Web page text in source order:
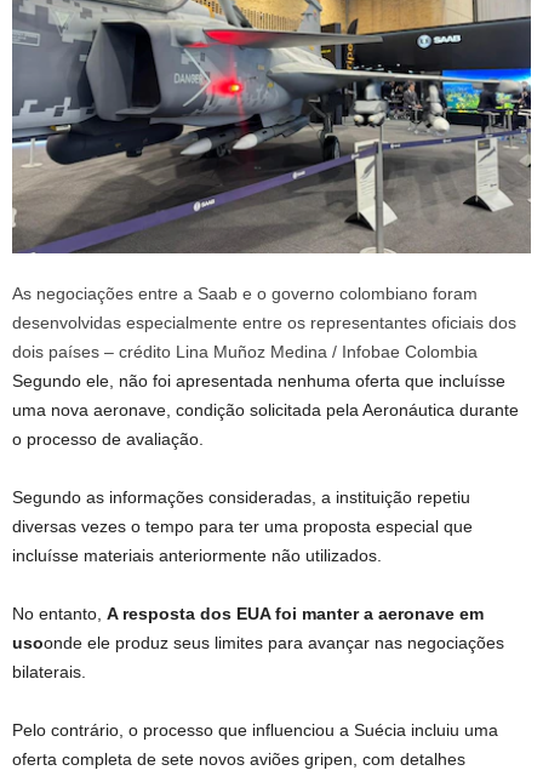
As negociações entre a Saab e o governo colombiano foram
desenvolvidas especialmente entre os representantes oficiais dos
dois países – crédito Lina Muñoz Medina / Infobae Colombia
Segundo ele, não foi apresentada nenhuma oferta que incluísse
uma nova aeronave, condição solicitada pela Aeronáutica durante
o processo de avaliação.
Segundo as informações consideradas, a instituição repetiu
diversas vezes o tempo para ter uma proposta especial que
incluísse materiais anteriormente não utilizados.
No entanto, A resposta dos EUA foi manter a aeronave em
usoonde ele produz seus limites para avançar nas negociações
bilaterais.
Pelo contrário, o processo que influenciou a Suécia incluiu uma
oferta completa de sete novos aviões gripen, com detalhes